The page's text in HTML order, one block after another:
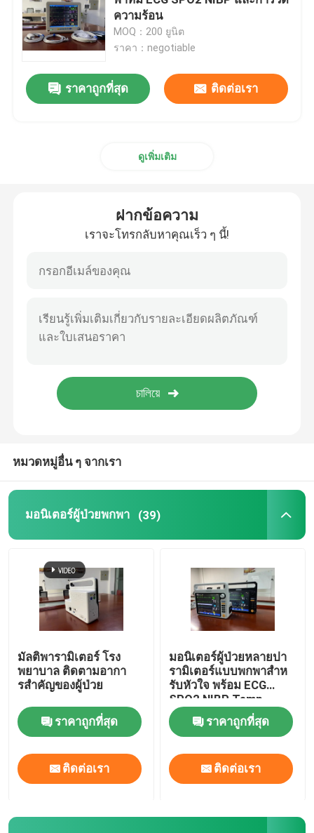
มอนิเตอร์ผู้ป่วยพกพา
การตรวจสอบผู้ป่วยแบบหลายพารามิเตอร์
มอนิเตอร์หัวใจ ICU
โมดูลคาร์บอนไดออกไซด์สตรีม
ติดตามผู้ป่วยยาเสพติด
การดูแลฉุกเฉินทางโทรสุขภาพ
เครื่องกดรถไฟฟ้า
การติดตั้งเครื่องตรวจสอบทางการแพทย์
รถเข็นมอนิเตอร์ทางการแพทย์
ความร้อน
MOQ：200 ยูนิต
ราคา：negotiable
ราคาถูกที่สุด ติดต่อเรา
ดูเพิ่มเติม
ฝากข้อความ
เราจะโทรกลับหาคุณเร็ว ๆ นี้!
หมวดหมู่อื่น ๆ จากเรา
มอนิเตอร์ผู้ป่วยพกพา (39)
มัลติพารามิเตอร์ โรง
พยาบาล ติดตามอากา
รสําคัญของผู้ป่วย
ราคาถูกที่สุด
ติดต่อเรา
มอนิเตอร์ผู้ป่วยหลายปา
รามิเตอร์แบบพกพาสําห
รับหัวใจ พร้อม ECG
SPO2 NIBP Temp
Standard
ราคาถูกที่สุด
ติดต่อเรา